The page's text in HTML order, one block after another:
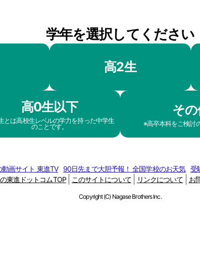
学年を選択してください
高2生
高0生以下
とは高校生レベルの学力を持った中学生
のことです。
そ
※高卒本科をご検討
画サイト 東進TV 90日先まで大胆予報！ 全国学校のお天気 受
東進ドットコムTOP
このサイトについて リンクについて お
Copyright (C) Nagase Brothers Inc.